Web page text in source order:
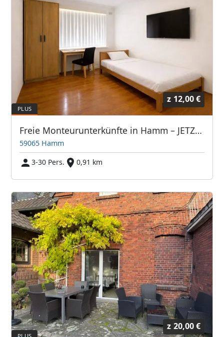
z 12,00 €
Freie Monteurunterkünfte in Hamm – JETZT anrufen! Wir sprechen auch Polnisch
59065 Hamm
3-30 Pers.
0,91 km
z 20,00 €